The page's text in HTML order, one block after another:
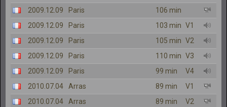
2009.12.09
Paris
106 min
2009.12.09
Paris 103 min V1
2009.12.09
Paris 105 min V2
2009.12.09
Paris 110 min V3
2009.12.09
Paris 99 min
V4
2010.07.04
Arras 89 min
V1
2010.07.04
Arras 89 min
V2